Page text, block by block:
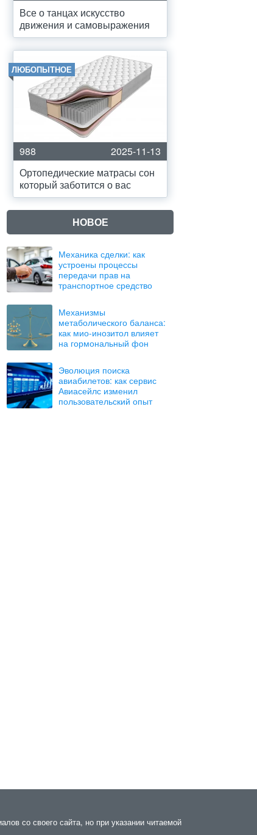
Все о танцах искусство
движения и самовыражения
ЛЮБОПЫТНОЕ
988
2025-11-13
Ортопедические матрасы сон
который заботится о вас
НОВОЕ
Механика сделки: как
устроены процессы
передачи прав на
транспортное средство
Механизмы
метаболического баланса:
как мио-инозитол влияет
на гормональный фон
Эволюция поиска
авиабилетов: как сервис
Авиасейлс изменил
пользовательский опыт
со своего сайта, но при указании читаемой